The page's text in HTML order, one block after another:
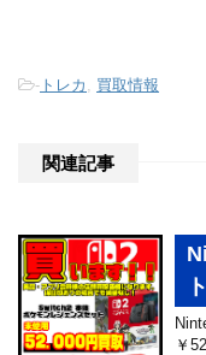
- トレカ , 買取情報
関連記事
￥